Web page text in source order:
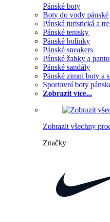
Pánské boty
Boty do vody pánské
Pánská turistická a
Pánské tenisky
Pánské holínky
Pánské sneakers
Pánské žabky a
Pánské sandály
Pánské zimní boty a
Sportovní boty
Zobrazit více...
Zobrazit všechny
Značky